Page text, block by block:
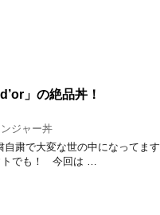
」の絶品丼！
ジャー丼
粛で大変な世の中になってます
トでも！ 今回は …